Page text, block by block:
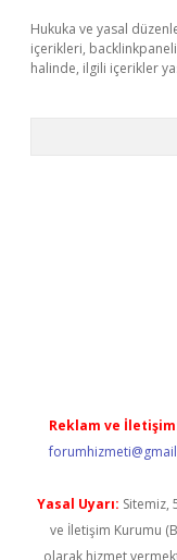
Hukuka ve yasal
içerikleri,
halinde, ilgili içerikler
Reklam ve
Yasal Uyarı: Sitemiz,
ve İletişim Kurumu
olarak hizmet